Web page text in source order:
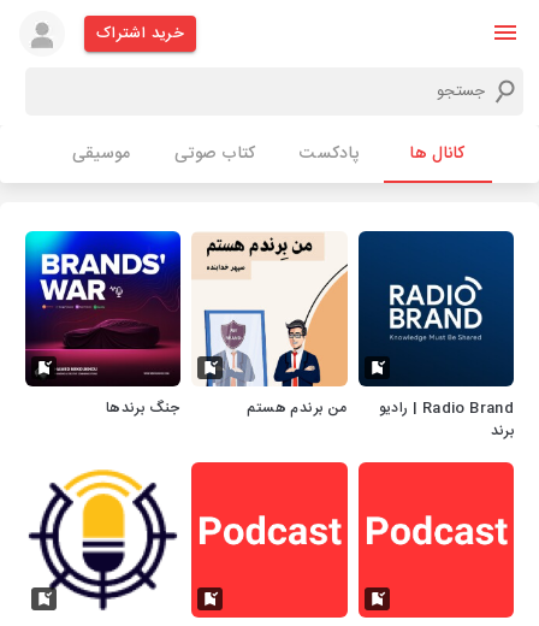
خرید اشتراک
کانال ها پادکست کتاب صوتی موسیقی
Radio Brand | رادیو
برند
من برندم هستم جنگ برندها